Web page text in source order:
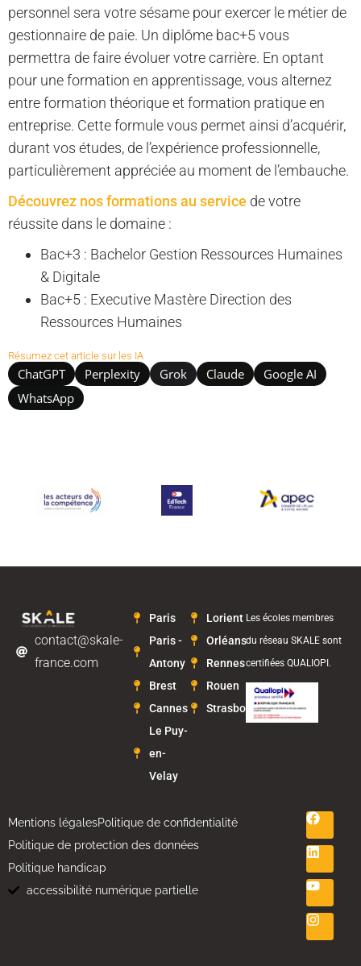
personnel sera votre sésame pour exercer le métier de
gestionnaire de paie. Un diplôme bac+5 vous
permettra de faire évoluer votre carrière. En optant
pour une formation en apprentissage, vous alternez
entre formation théorique et formation pratique en
entreprise. Cette formule vous permet ainsi d’acquérir,
durant vos études, de l’expérience professionnelle,
particulièrement appréciée au moment de l’embauche.
Découvrez nos formations au service de votre
réussite dans le domaine :
Bac+3 : Bachelor Gestion Ressources Humaines
& Digitale
Bac+5 : Executive Mastère Direction des
Ressources Humaines
Résumez cet article sur les IA
ChatGPT Perplexity Grok Claude
Google AI
WhatsApp
contact@skale-
france.com
Paris
Paris -
Antony
Brest
Cannes
Le Puy-
en-
Velay
Lorient
Orléans
Rennes
Rouen
Strasbourg
Les écoles membres
du réseau SKALE sont
certifiées QUALIOPI.
Mentions légalesPolitique de confidentialité
Politique de protection des données
Politique handicap
accessibilité numérique partielle